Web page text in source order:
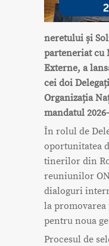
neretului și
parteneriat
Externe, a
cei doi
Organizația
mandatul
În rolul de
oportunitatea
tinerilor din
reuniunilor
dialoguri
la
pentru noua
Procesul de